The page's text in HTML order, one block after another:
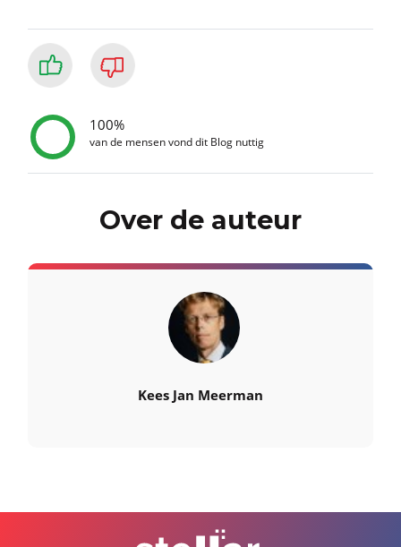
100%
van de mensen vond dit Blog nuttig
Over de auteur
Kees Jan Meerman